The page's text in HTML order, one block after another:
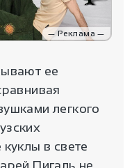
— Реклама —
ее
легкого
в свете
Пигаль не